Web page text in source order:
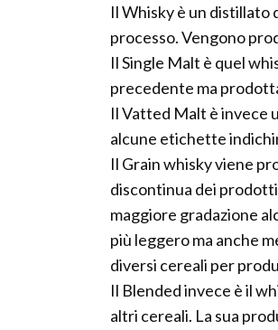
Il Whisky è un distillato
processo. Vengono
Il Single Malt è quel
precedente ma
Il Vatted Malt è invece
alcune etichette
Il Grain whisky viene
discontinua dei
maggiore gradazione
più leggero ma anche
diversi cereali per
Il Blended invece è il
altri cereali. La sua